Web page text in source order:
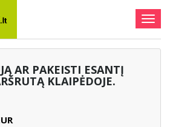
AR PAKEISTI ESANTĮ
KLAIPĖDOJE.